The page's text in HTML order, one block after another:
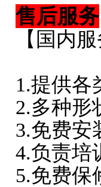
售后服务
【国内
1.提供各
2.多种形
3.免费安
4.负责培
5.免费保